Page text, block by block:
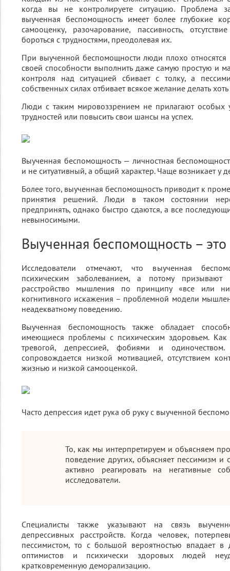
когда вы не контролируете ситуацию. Проблема
выученная беспомощность имеет более глубокие
самооценку, разочарование, пассивность,
бороться с трудностями, преодолевая их.
При выученной беспомощности люди плохо относятся
своей способности выполнить даже самую простую и
контроля над ситуацией сбивает с толку, а
собственных силах отбивает всякое желание делать хоть
Люди с таким мировоззрением не прилагают особых
трудностей или повысить свои шансы на успех.
Выученная беспомощность — личностная
и не ситуативный, а общий характер. Чаще возникает у
Более того, выученная беспомощность приводит к
принятия решений. Люди в таком состоянии
предпринять, однако быстро сдаются, а все
невыносимыми.
Выученная беспомощность – это
Исследователи отмечают, что выученная
психическим заболеванием, а потому призывают
расстройство мышления по принципу «все или
когнитивного искажения – проблемной модели
неадекватному поведению.
Выученная беспомощность также обладает
имеющиеся проблемы с психическим здоровьем. Как
тревогой, депрессией, фобиями и одиночеством.
сопровождается низкой мотивацией, отсутствием
жизнью и низкой самооценкой.
Часто депрессия идет рука об руку с выученной
То, как мы интерпретируем и объясняем
поведение других, объясняет пессимизм и
активно реагировать на негативные
исследователи.
Специалисты также указывают на связь
депрессивных расстройств. Когда человек,
пессимистом, то с большой вероятностью впадает
оптимистов и психически здоровых людей
кратковременную деморализацию.